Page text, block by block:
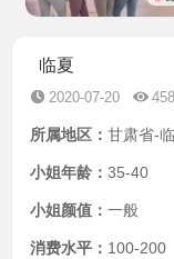
临夏
2020-07-20
所属地区： 甘肃省-
小姐年龄： 35-40
小姐颜值： 一般
消费水平： 100-200